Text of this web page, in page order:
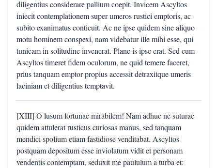
diligentius considerare pallium coepit. Invicem Ascyltos
iniecit contemplationem super umeros rustici emptoris, ac
subito exanimatus conticuit. Ac ne ipse quidem sine aliquo
motu hominem conspexi, nam videbatur ille mihi esse, qui
tunicam in solitudine invenerat. Plane is ipse erat. Sed cum
Ascyltos timeret fidem oculorum, ne quid temere faceret,
prius tanquam emptor propius accessit detraxitque umeris
laciniam et diligentius temptavit.
[XIII] O lusum fortunae mirabilem! Nam adhuc ne suturae
quidem attulerat rusticus curiosas manus, sed tanquam
mendici spolium etiam fastidiose venditabat. Ascyltos
postquam depositum esse inviolatum vidit et personam
vendentis contemptam, seduxit me paululum a turba et: